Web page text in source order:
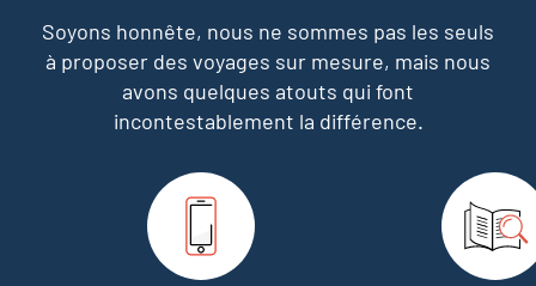
Soyons honnête, nous ne sommes pas les seuls
à proposer des voyages sur mesure, mais nous
avons quelques atouts qui font
incontestablement la différence.